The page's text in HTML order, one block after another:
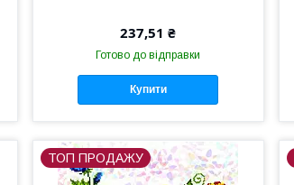
237,51 ₴
Готово до відправки
Купити
ТОП ПРОДАЖУ